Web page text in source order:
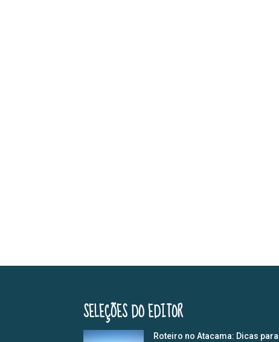
SELEÇÕES DO EDITOR
Roteiro no Atacama: Dicas para